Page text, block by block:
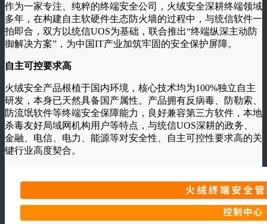
作为一家专注、纯粹的终端安全公司，火绒安全深耕终端领域
多年，在构建自主软硬件生态防火墙的过程中，与统信软件一
拍即合，双方以统信UOS为基础，联合推出“终端纵深主动防
御解决方案”，为中国IT产业加筑牢固的安全保护屏障。
自主可控要求高
火绒安全产品根植于国内环境，核心技术均为100%独立自主
研发，本身已天然具备国产属性。产品拥有反病毒、防勒索、
防流氓软件等终端安全保障能力，良好兼容第三方软件，本地
杀毒友好局域网机构用户等特点，与统信UOS深耕的政务、
金融、电信、电力、能源等对安全性、自主可控性要求高的关
键行业高度契合。